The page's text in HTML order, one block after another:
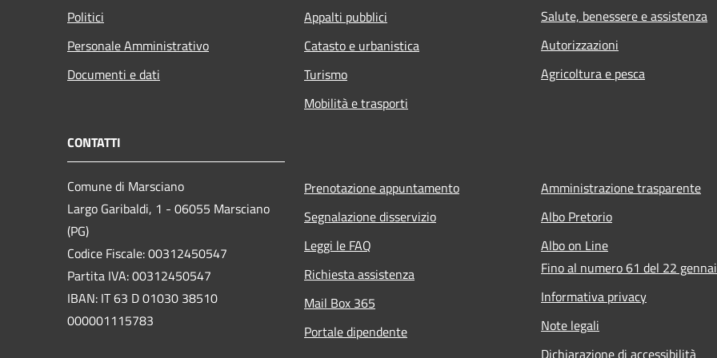
Politici
Personale Amministrativo
Documenti e dati
Appalti pubblici
Catasto e urbanistica
Turismo
Mobilità e trasporti
Salute, benessere e assistenza
Autorizzazioni
Agricoltura e pesca
CONTATTI
Comune di Marsciano
Largo Garibaldi, 1 - 06055 Marsciano
(PG)
Codice Fiscale: 00312450547
Partita IVA: 00312450547
IBAN: IT 63 D 01030 38510
000001115783
Prenotazione appuntamento
Segnalazione disservizio
Leggi le FAQ
Richiesta assistenza
Mail Box 365
Portale dipendente
Amministrazione trasparente
Albo Pretorio
Albo on Line
Fino al numero 61 del 22
Informativa privacy
Note legali
Dichiarazione di accessibilità